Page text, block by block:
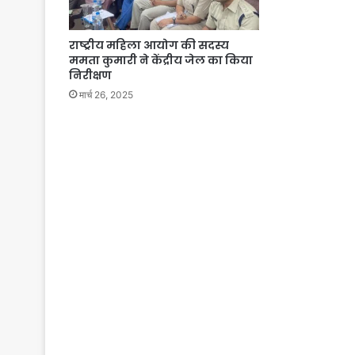
राष्ट्रीय महिला आयोग की सदस्य
ममता कुमारी ने केंद्रीय जेल का किया
निरीक्षण
मार्च 26, 2025